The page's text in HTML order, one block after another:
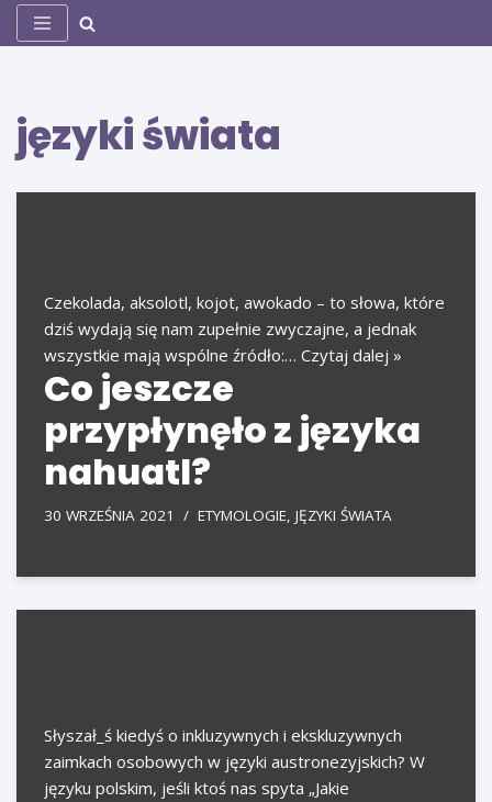
treści
języki świata
Czekolada, aksolotl, kojot, awokado – to słowa, które
dziś wydają się nam zupełnie zwyczajne, a jednak
wszystkie mają wspólne źródło:… Czytaj dalej »
Co jeszcze
przypłynęło z języka
nahuatl?
30 WRZEŚNIA 2021 ETYMOLOGIE, JĘZYKI ŚWIATA
Słyszał_ś kiedyś o inkluzywnych i ekskluzywnych
zaimkach osobowych w języki austronezyjskich? W
języku polskim, jeśli ktoś nas spyta „Jakie